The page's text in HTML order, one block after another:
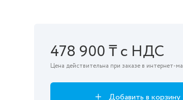
478 900 ₸ с НДС
Цена действительна при заказе в интернет-
Добавить в корзину